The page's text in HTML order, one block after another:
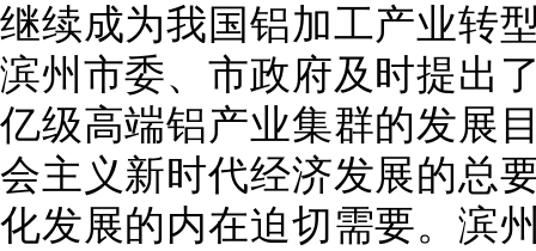
继续成为我国铝加工产业转
滨州市委、市政府及时提出
亿级高端铝产业集群的发展
会主义新时代经济发展的总
化发展的内在迫切需要。滨